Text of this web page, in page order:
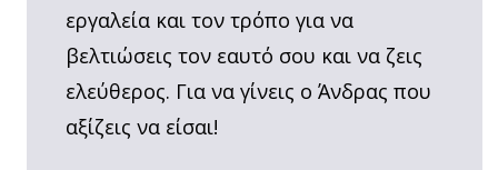
εργαλεία και τον τρόπο για να
βελτιώσεις τον εαυτό σου και να ζεις
ελεύθερος. Για να γίνεις ο Άνδρας που
αξίζεις να είσαι!